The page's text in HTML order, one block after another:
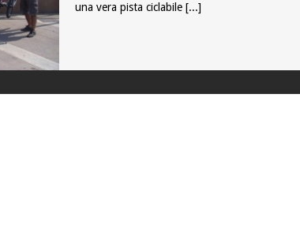
una vera pista ciclabile [...]